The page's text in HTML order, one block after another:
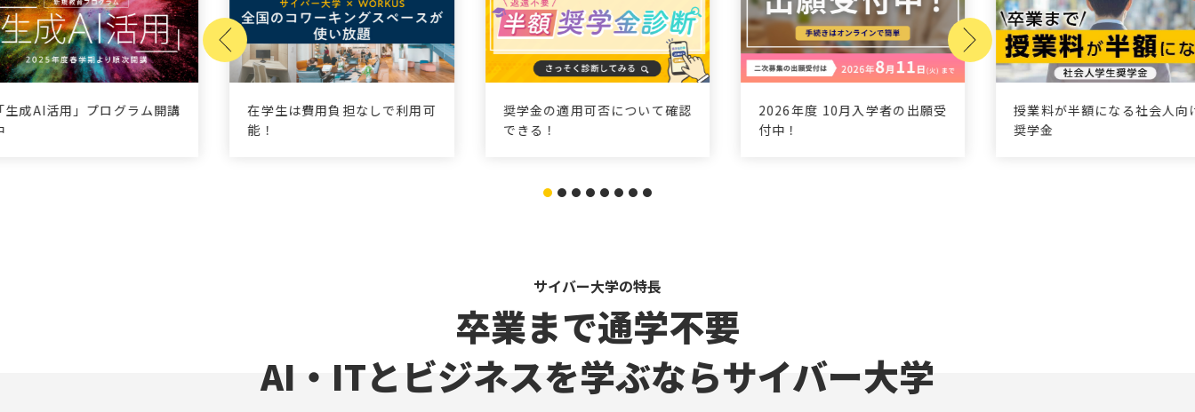
生成AI活用」プログラム開講
在学生は費用負担なしで利用可
能！
奨学金の適用可否について確認
できる！
2026年度 10月入学者の出願受
付中！
授業料が半額になる社会人向
奨学金
サイバー大学の特長
卒業まで通学不要
AI・ITとビジネスを学ぶならサイバー大学